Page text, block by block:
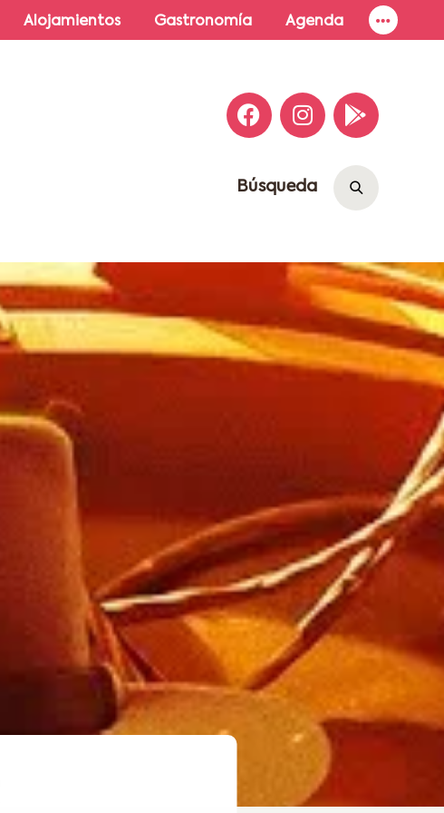
Alojamientos Gastronomía Agenda
Búsqueda